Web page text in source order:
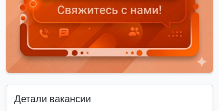
Детали вакансии